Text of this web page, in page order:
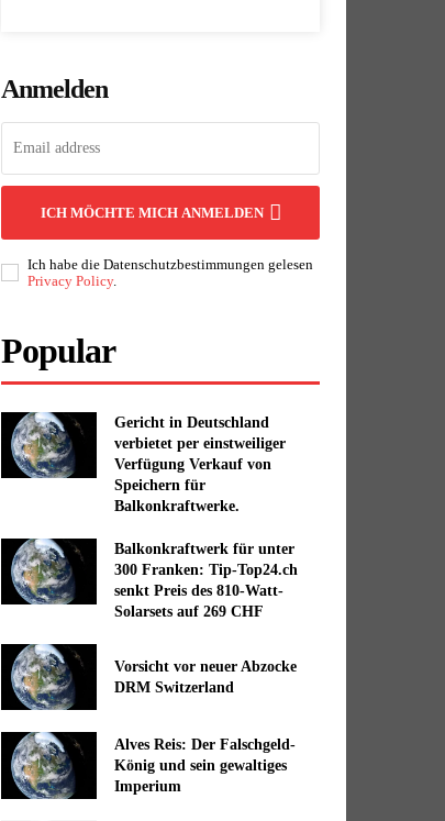
Anmelden
ICH MÖCHTE MICH ANMELDEN
Ich habe die Datenschutzbestimmungen gelesen
Privacy Policy.
Popular
Gericht in Deutschland
verbietet per einstweiliger
Verfügung Verkauf von
Speichern für
Balkonkraftwerke.
Balkonkraftwerk für unter
300 Franken: Tip-Top24.ch
senkt Preis des 810-Watt-
Solarsets auf 269 CHF
Vorsicht vor neuer Abzocke
DRM Switzerland
Alves Reis: Der Falschgeld-
König und sein gewaltiges
Imperium